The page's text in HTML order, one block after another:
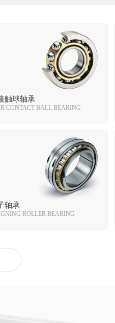
触球轴承
CONTACT BALL BEARING
轴承
ROLLER BEARING